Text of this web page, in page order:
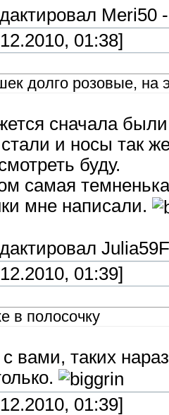
Meri50
01:38]
долго розовые, на
сначала
и носы так
буду.
самая
мне написали.
Julia59F
01:39]
в полосочку
вами, таких
01:39]